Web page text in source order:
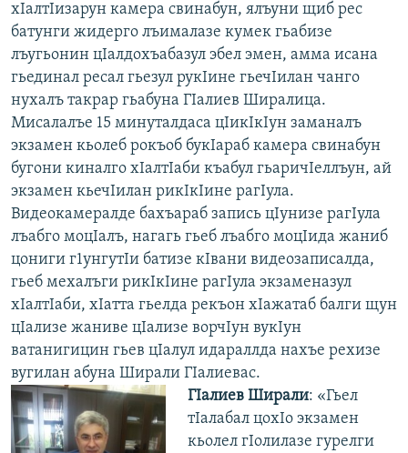
хIалтIизарун камера свинабун, ялъуни щиб рес
батунги жидерго лъималазе кумек гьабизе
лъугьонин цIалдохъабазул эбел эмен, амма исана
гьединал ресал гьезул рукIине гьечIилан чанго
нухалъ такрар гьабуна ГIалиев Ширалица.
Мисалалъе 15 минуталдаса цIикIкIун заманалъ
экзамен кьолеб рокъоб букIараб камера свинабун
бугони киналго хIалтIаби къабул гьаричIеллъун, ай
экзамен кьечIилан рикIкIине рагIула.
Видеокамералде бахъараб запись цIунизе рагIула
лъабго моцIалъ, нагагь гьеб лъабго моцIида жаниб
цониги г1унгутIи батизе кIвани видеозаписалда,
гьеб мехалъги рикIкIине рагIула экзаменазул
хIалтIаби, хIатта гьелда рекъон хIажатаб балги щун
цIализе жаниве цIализе ворчIун вукIун
ватанигицин гьев цIалул идараллда нахъе рехизе
вугилан абуна Ширали ГIалиевас.
ГIалиев Ширали: «Гьел
тIалабал цохIо экзамен
кьолел гIолилазе гурелги